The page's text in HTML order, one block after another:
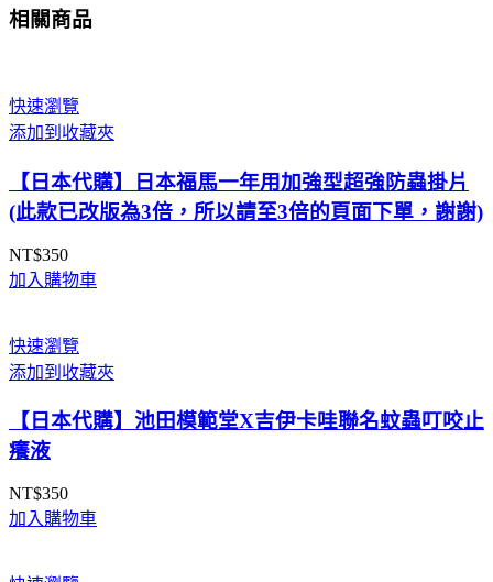
相關商品
快速瀏覽
添加到收藏夾
【日本代購】日本福馬一年用加強型超強防蟲掛片
(此款已改版為3倍，所以請至3倍的頁面下單，謝謝)
NT$350
加入購物車
快速瀏覽
添加到收藏夾
【日本代購】池田模範堂X吉伊卡哇聯名蚊蟲叮咬止
癢液
NT$350
加入購物車